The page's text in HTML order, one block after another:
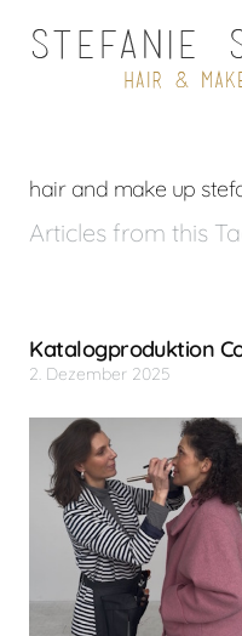
hair and make up
Articles from this
Katalogproduktion
2. Dezember 2025